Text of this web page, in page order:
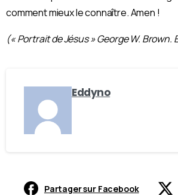
comment mieux le connaître. Amen !
(« Portrait de Jésus » George W. Brown.
Eddyno
Partager sur Facebook